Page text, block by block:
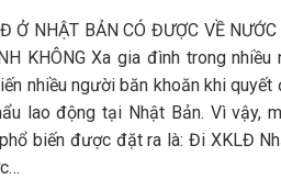
Ở NHẬT BẢN CÓ ĐƯỢC VỀ
KHÔNG Xa gia đình trong nhiều
nhiều người băn khoăn khi quyết
lao động tại Nhật Bản. Vì vậy,
biến được đặt ra là: Đi XKLĐ